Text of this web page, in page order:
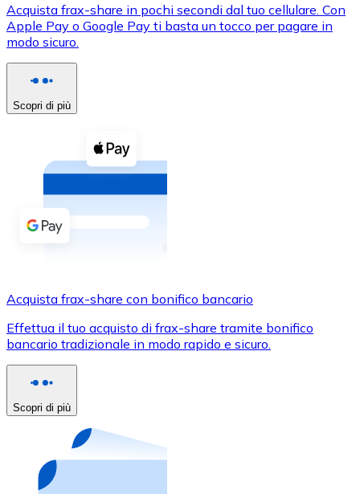
XRP
XRP
Vedi tutto
Buoni cripto
Acquista criptovalute in contanti e altri mezzi di
Acquista con contanti
Bonifico SEPA
Usa le carte Visa e Mastercard per acquistare
Acquista con carta
Acquista gift card dei tuoi marchi preferiti con
Vai al negozio di carte regalo
Acquista frax-share in pochi secondi dal tuo cellulare. Con
Apple Pay o Google Pay ti basta un tocco per pagare in
modo sicuro.
Scopri di più
Acquista frax-share con bonifico bancario
Effettua il tuo acquisto di frax-share tramite bonifico
bancario tradizionale in modo rapido e sicuro.
Scopri di più